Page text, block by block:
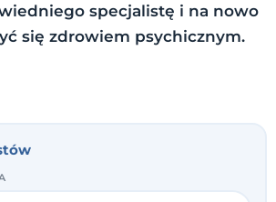
specjalistę i na nowo
się zdrowiem psychicznym.